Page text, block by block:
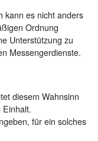
kann es nicht anders
Ordnung
Unterstützung zu
Messengerdienste.
diesem Wahnsinn
Einhalt.
für ein solches